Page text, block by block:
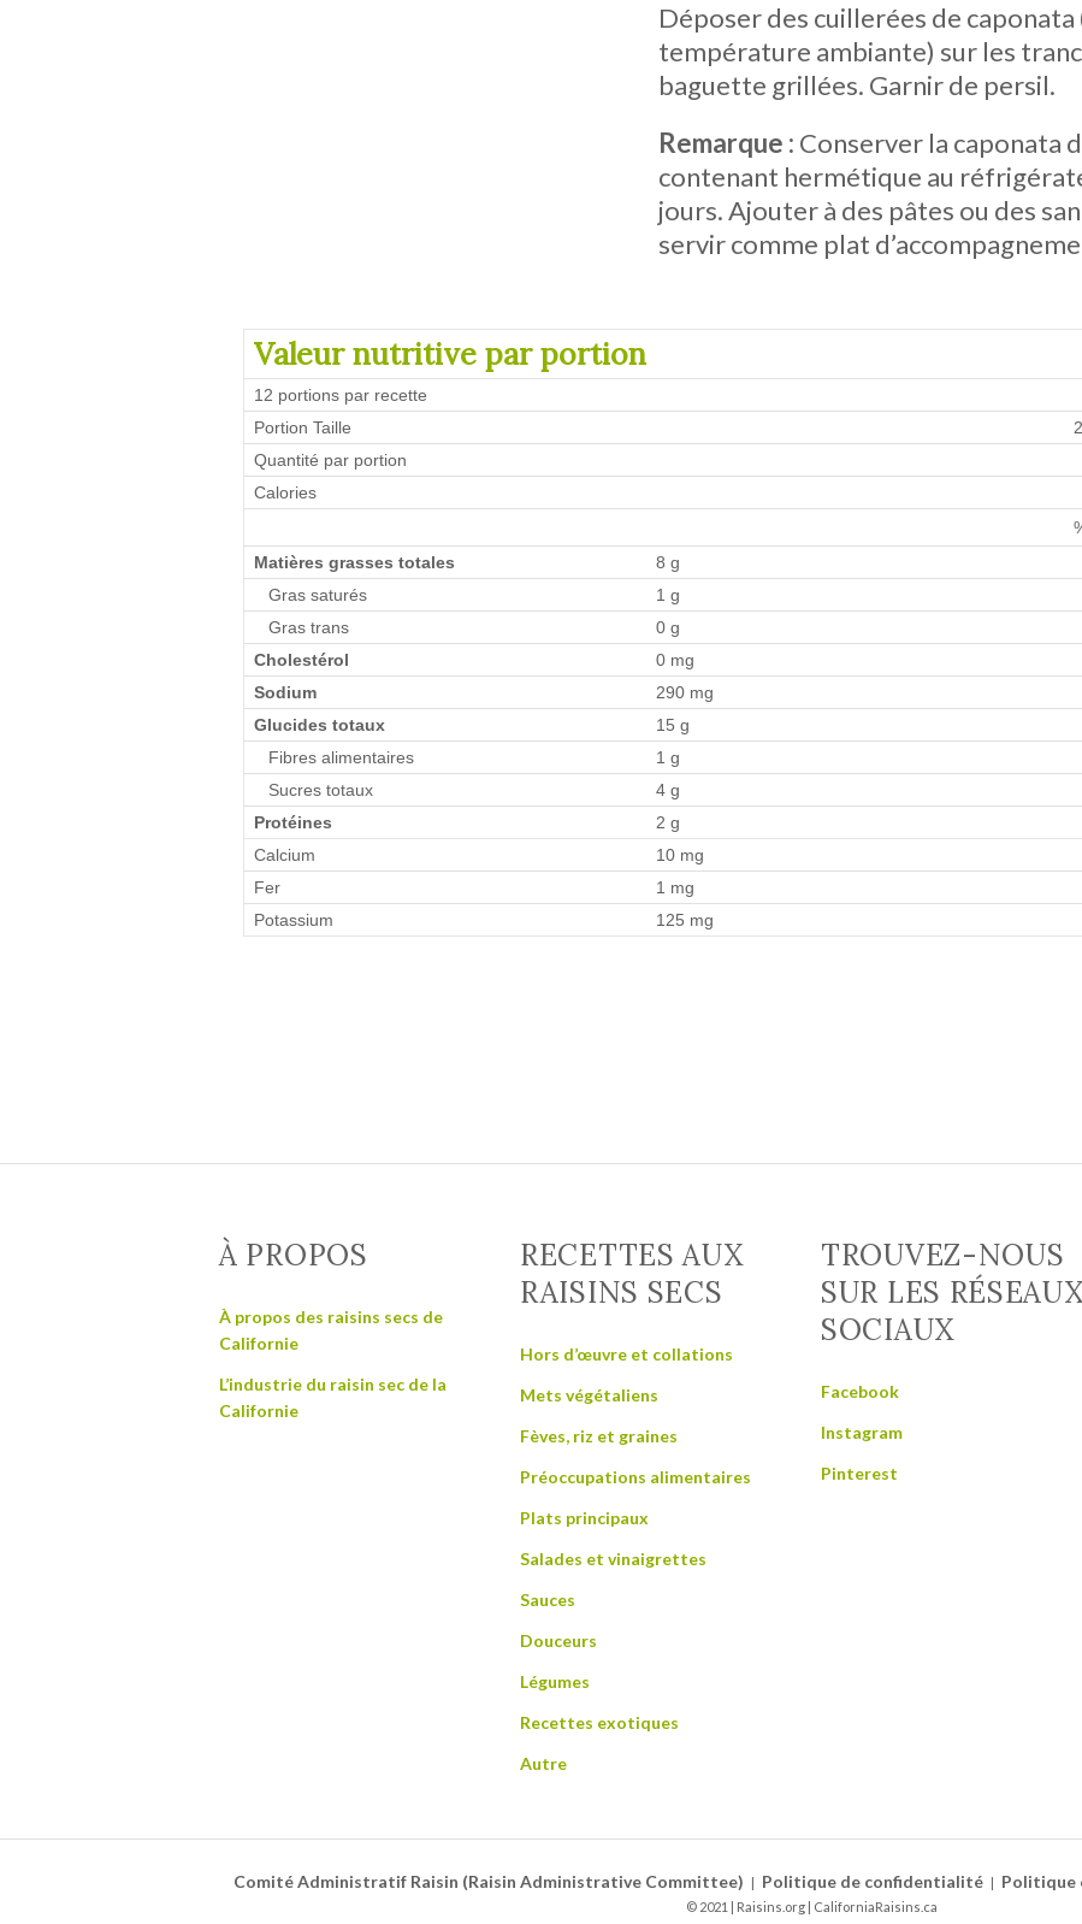
Déposer des cuillerées de caponata
température ambiante) sur les
baguette grillées. Garnir de persil.
Remarque : Conserver la caponata
contenant hermétique au
jours. Ajouter à des pâtes ou des
servir comme plat
Valeur nutritive par portion
12 portions par recette
Portion Taille
Quantité par portion
Calories
Matières grasses totales
8 g
Gras saturés
1 g
Gras trans
0 g
Cholestérol
0 mg
Sodium
290 mg
Glucides totaux
15 g
Fibres alimentaires
1 g
Sucres totaux
4 g
Protéines
2 g
Calcium
10 mg
Fer
1 mg
Potassium
125 mg
À PROPOS
À propos des raisins secs de
Californie
L’industrie du raisin sec de la
Californie
RECETTES AUX
RAISINS SECS
Hors d’œuvre et collations
Mets végétaliens
Fèves, riz et graines
Préoccupations alimentaires
Plats principaux
Salades et vinaigrettes
Sauces
Douceurs
Légumes
Recettes exotiques
Autre
TROUVEZ-NOUS
SUR LES
SOCIAUX
Facebook
Instagram
Pinterest
© 2021 | Raisins.org | CaliforniaRaisins.ca
Comité Administratif Raisin (Raisin Administrative Committee) Politique de confidentialité Politique